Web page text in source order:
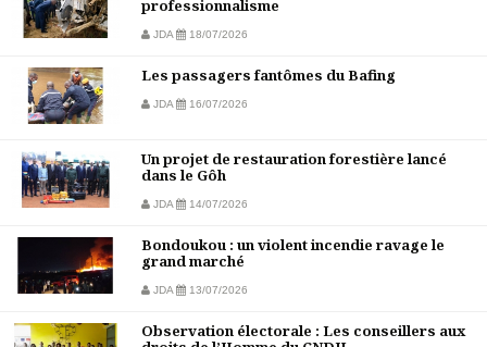
professionnalisme
JDA 18/07/2026
Les passagers fantômes du Bafing
JDA 16/07/2026
Un projet de restauration forestière lancé
dans le Gôh
JDA 14/07/2026
Bondoukou : un violent incendie ravage le
grand marché
JDA 13/07/2026
Observation électorale : Les conseillers aux